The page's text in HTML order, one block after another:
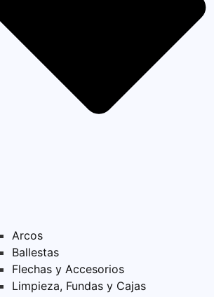
Arcos
Ballestas
Flechas y Accesorios
Limpieza, Fundas y Cajas